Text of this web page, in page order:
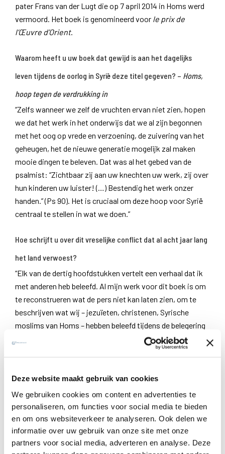
Deze website maakt gebruik van cookies
We gebruiken cookies om content en advertenties te
personaliseren, om functies voor social media te bieden
en om ons websiteverkeer te analyseren. Ook delen we
informatie over uw gebruik van onze site met onze
partners voor social media, adverteren en analyse. Deze
pater Frans van der Lugt die op 7 april 2014 in Homs werd
vermoord. Het boek is genomineerd voor le prix de
l’Œuvre d’Orient.
Waarom heeft u uw boek dat gewijd is aan het dagelijks
leven tijdens de oorlog in Syrië deze titel gegeven? – Homs,
hoop tegen de verdrukking in
“Zelfs wanneer we zelf de vruchten ervan niet zien, hopen
we dat het werk in het onderwijs dat we al zijn begonnen
met het oog op vrede en verzoening, de zuivering van het
geheugen, het de nieuwe generatie mogelijk zal maken
mooie dingen te beleven. Dat was al het gebed van de
psalmist: “Zichtbaar zij aan uw knechten uw werk, zij over
hun kinderen uw luister! (…) Bestendig het werk onzer
handen.” (Ps 90). Het is cruciaal om deze hoop voor Syrië
centraal te stellen in wat we doen.”
Hoe schrijft u over dit vreselijke conflict dat al acht jaar lang
het land verwoest?
“Elk van de dertig hoofdstukken vertelt een verhaal dat ik
met anderen heb beleefd. Al mijn werk voor dit boek is om
te reconstrueren wat de pers niet kan laten zien, om te
beschrijven wat wij – jezuïeten, christenen, Syrische
moslims van Homs – hebben beleefd tijdens de belegering
van de stad en tijdens de oorlog. Ik beschrijf de realiteit:
ons lijden, onze vreugde, ons isolement, hoe we eten, hoe
sinds het begin van de oorlog proberen om zowel een
oplossing te vinden voor de acute menselijke nood en de
immense behoefte aan onderwijs. Ik toon de rol en de
kracht van de kerk, de christelijke kerken, om het Syrische
volk te helpen. We willen niet dat de nieuwe generatie een
generatie van de oorlog is maar een generatie van de